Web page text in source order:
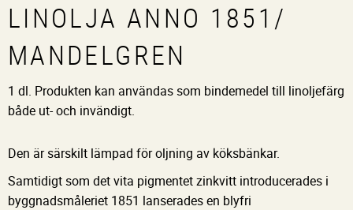
LINOLJA ANNO 1851/
MANDELGREN
1 dl. Produkten kan användas som bindemedel till linoljefärg
både ut- och invändigt.
Den är särskilt lämpad för oljning av köksbänkar.
Samtidigt som det vita pigmentet zinkvitt introducerades i
byggnadsmåleriet 1851 lanserades en blyfri